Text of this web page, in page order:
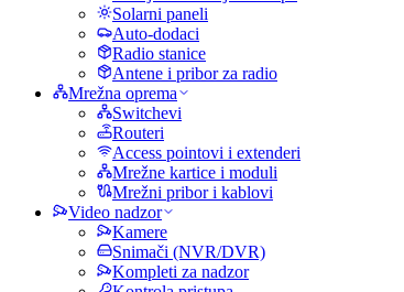
Solarni paneli
Auto-dodaci
Radio stanice
Antene i pribor za radio
Mrežna oprema
Switchevi
Routeri
Access pointovi i extenderi
Mrežne kartice i moduli
Mrežni pribor i kablovi
Video nadzor
Kamere
Snimači (NVR/DVR)
Kompleti za nadzor